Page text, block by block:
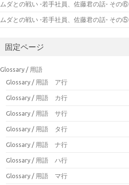
ムダとの戦い -若手社員、佐藤君の話- その⑥
ムダとの戦い -若手社員、佐藤君の話- その⑤
固定ページ
Glossary / 用語
Glossary / 用語 ア行
Glossary / 用語 カ行
Glossary / 用語 サ行
Glossary / 用語 タ行
Glossary / 用語 ナ行
Glossary / 用語 ハ行
Glossary / 用語 マ行